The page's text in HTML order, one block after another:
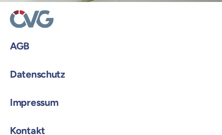
AGB
Datenschutz
Impressum
Kontakt